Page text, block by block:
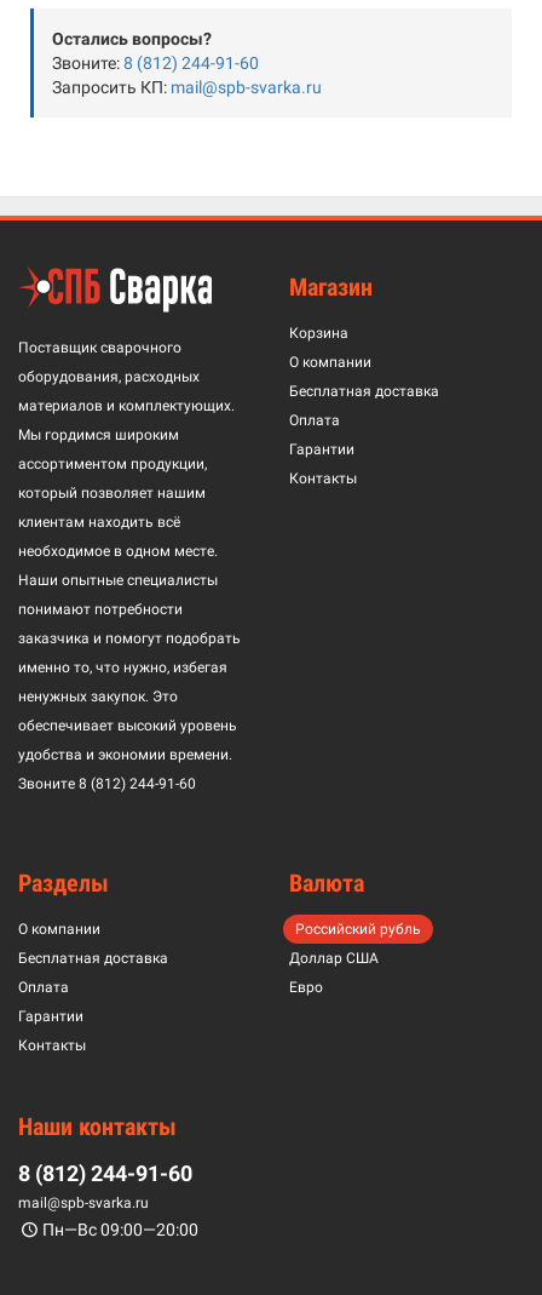
Остались вопросы?
Звоните:8 (812) 244-91-60
Запросить КП: mail@spb-svarka.ru
Поставщик сварочного
оборудования, расходных
материалов и комплектующих.
Мы гордимся широким
ассортиментом продукции,
который позволяет нашим
клиентам находить всё
необходимое в одном месте.
Наши опытные специалисты
понимают потребности
заказчика и помогут подобрать
именно то, что нужно, избегая
ненужных закупок. Это
обеспечивает высокий уровень
удобства и экономии времени.
Звоните 8 (812) 244-91-60
Магазин
Корзина
О компании
Бесплатная доставка
Оплата
Гарантии
Контакты
Разделы
О компании
Бесплатная доставка
Оплата
Гарантии
Контакты
Валюта
Российский рубль
Доллар США
Евро
Наши контакты
8 (812) 244-91-60
mail@spb-svarka.ru
Пн—Вс 09:00—20:00